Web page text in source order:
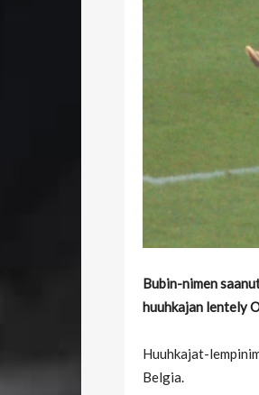
Bubin-nimen
huuhkajan lentely
Huuhkajat-
Belgia.